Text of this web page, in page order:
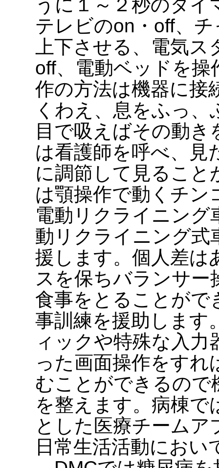
うに１～２秒のタ
テレビのon・off、
上下させる、電気
off、電動ベッドを
作の方法は機器に接
くわえ、息をふっ
目で吸えばその動
は看護師を呼べ、見
に調節して見ること
は顎操作で動くチン
電動リクライニング
動リクライニング式
援します。個人差は
スを保ちバランサー
食事をとることがで
事訓練を援助します
ィックや特殊な入
った画面操作をすれ
むことができるので
を整えます。病棟で
とした医療チーム
日常生活活動におい